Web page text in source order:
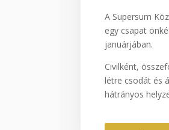
A Supersum
egy csapat
januárjában.
Civilként,
létre csodát és
hátrányos